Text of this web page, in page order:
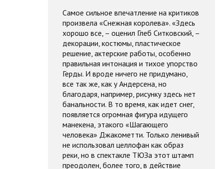
Самое сильное впечатление на критиков
произвела «Снежная королева». «Здесь
хорошо все, – оценил Глеб Ситковский, –
декорации, костюмы, пластическое
решение, актерские работы, особенно
правильная интонация и тихое упорство
Герды. И вроде ничего не придумано,
все так же, как у Андерсена, но
благодаря, например, рисунку здесь нет
банальности. В то время, как идет снег,
появляется огромная фигура идущего
манекена, этакого «Шагающего
человека» Джакометти. Только ленивый
не использовал целлофан как образ
реки, но в спектакле ТЮЗа этот штамп
преодолен, более того, в действие